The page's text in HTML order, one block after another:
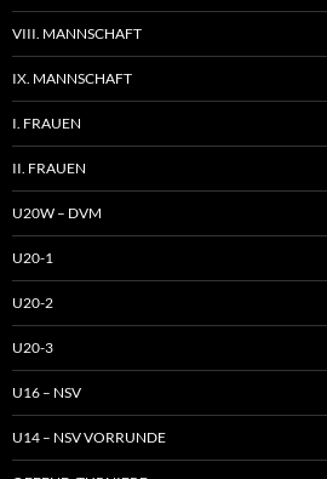
VIII. MANNSCHAFT
IX. MANNSCHAFT
I. FRAUEN
II. FRAUEN
U20W – DVM
U20-1
U20-2
U20-3
U16 – NSV
U14 – NSV VORRUNDE